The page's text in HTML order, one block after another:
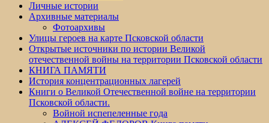
Личные истории
Архивные материалы
Фотоархивы
Улицы героев на карте Псковской области
Открытые источники по истории Великой
отечественной войны на территории Псковской области
КНИГА ПАМЯТИ
История концентрационных лагерей
Книги о Великой Отечественной войне на территории
Псковской области.
Войной испепеленные года